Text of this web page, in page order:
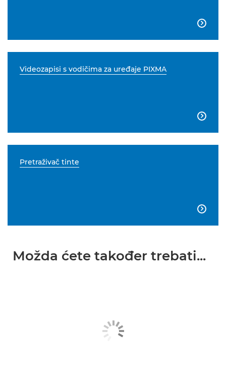

Videozapisi s vodičima za uređaje PIXMA

Pretraživač tinte

Možda ćete također trebati...